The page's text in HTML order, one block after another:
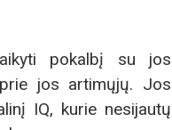
pokalbį su jos
jos artimųjų. Jos
IQ, kurie nesijautų